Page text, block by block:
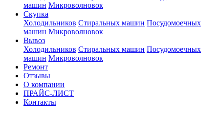
машин Микроволновок
Скупка
Холодильников Стиральных машин Посудомоечных
машин Микроволновок
Вывоз
Холодильников Стиральных машин Посудомоечных
машин Микроволновок
Ремонт
Отзывы
О компании
ПРАЙС-ЛИСТ
Контакты